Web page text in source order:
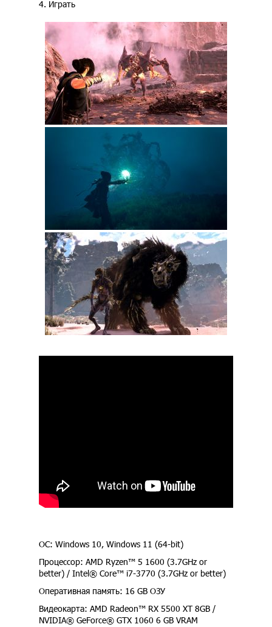
4. Играть
ОС: Windows 10, Windows 11 (64-bit)
Процессор: AMD Ryzen™ 5 1600 (3.7GHz or
better) / Intel® Core™ i7-3770 (3.7GHz or better)
Оперативная память: 16 GB ОЗУ
Видеокарта: AMD Radeon™ RX 5500 XT 8GB /
NVIDIA® GeForce® GTX 1060 6 GB VRAM